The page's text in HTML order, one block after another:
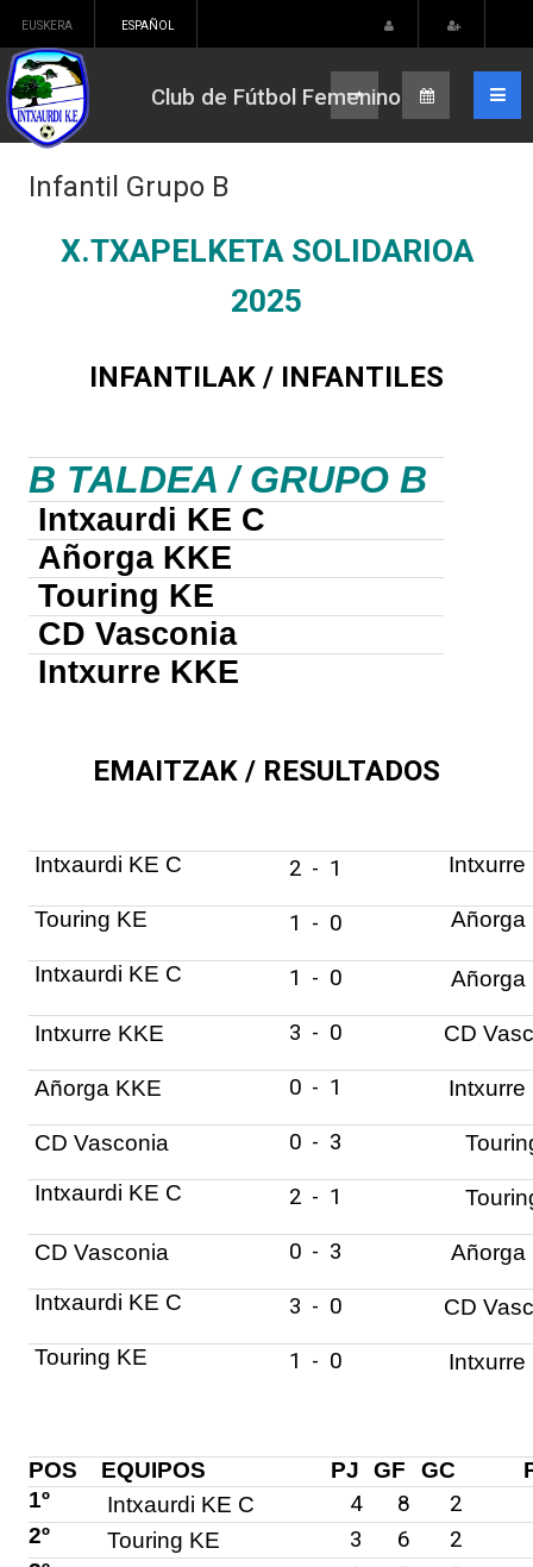
EUSKERA ESPAÑOL
Club de Fútbol Femenino
Infantil Grupo B
X.TXAPELKETA SOLIDARIOA
2025
INFANTILAK / INFANTILES
B TALDEA / GRUPO B
Intxaurdi KE C
Añorga KKE
Touring KE
CD Vasconia
Intxurre KKE
EMAITZAK / RESULTADOS
Intxaurdi KE C 2 - 1 Intxurre
Touring KE 1 - 0 Añorga
Intxaurdi KE C 1 - 0 Añorga
Intxurre KKE 3 - 0 CD
Añorga KKE 0 - 1 Intxurre
CD Vasconia 0 - 3
Intxaurdi KE C
2 - 1
CD Vasconia 0 - 3
Añorga
Intxaurdi KE C
3 - 0
CD
Touring KE
1 - 0 Intxurre
POS EQUIPOS PJ GF GC
1º
Intxaurdi KE C 4 8 2
2º Touring KE 3 6 2